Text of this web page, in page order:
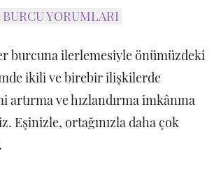
BURCU YORUMLARI
burcuna ilerlemesiyle önümüzdeki
ikili ve birebir ilişkilerde
artırma ve hızlandırma imkânına
Eşinizle, ortağınızla daha çok